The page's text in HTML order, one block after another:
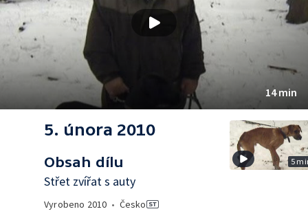
14 min
5. února 2010
Obsah dílu
Střet zvířat s auty
Vyrobeno 2010 • Česko
5